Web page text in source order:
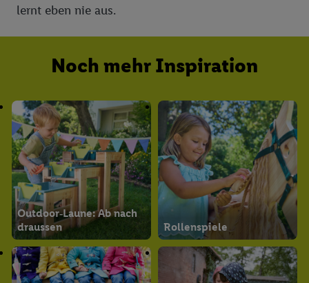
lernt eben nie aus.
Noch mehr Inspiration
Outdoor‑Laune: Ab nach
draussen
Rollenspiele